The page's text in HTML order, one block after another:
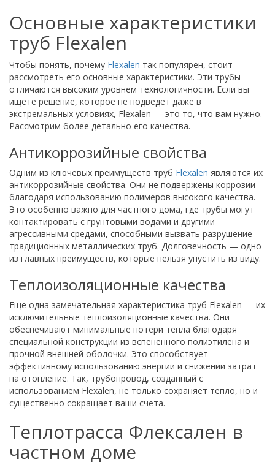
Основные характеристики
труб Flexalen
Чтобы понять, почему Flexalen так популярен, стоит
рассмотреть его основные характеристики. Эти трубы
отличаются высоким уровнем технологичности. Если вы
ищете решение, которое не подведет даже в
экстремальных условиях, Flexalen — это то, что вам нужно.
Рассмотрим более детально его качества.
Антикоррозийные свойства
Одним из ключевых преимуществ труб Flexalen являются их
антикоррозийные свойства. Они не подвержены коррозии
благодаря использованию полимеров высокого качества.
Это особенно важно для частного дома, где трубы могут
контактировать с грунтовыми водами и другими
агрессивными средами, способными вызвать разрушение
традиционных металлических труб. Долговечность — одно
из главных преимуществ, которые нельзя упустить из виду.
Теплоизоляционные качества
Еще одна замечательная характеристика труб Flexalen — их
исключительные теплоизоляционные качества. Они
обеспечивают минимальные потери тепла благодаря
специальной конструкции из вспененного полиэтилена и
прочной внешней оболочки. Это способствует
эффективному использованию энергии и снижении затрат
на отопление. Так, трубопровод, созданный с
использованием Flexalen, не только сохраняет тепло, но и
существенно сокращает ваши счета.
Теплотрасса Флексален в
частном доме